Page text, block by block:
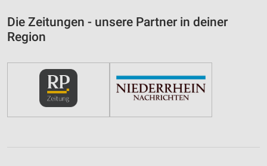
Die Zeitungen - unsere Partner in deiner
Region